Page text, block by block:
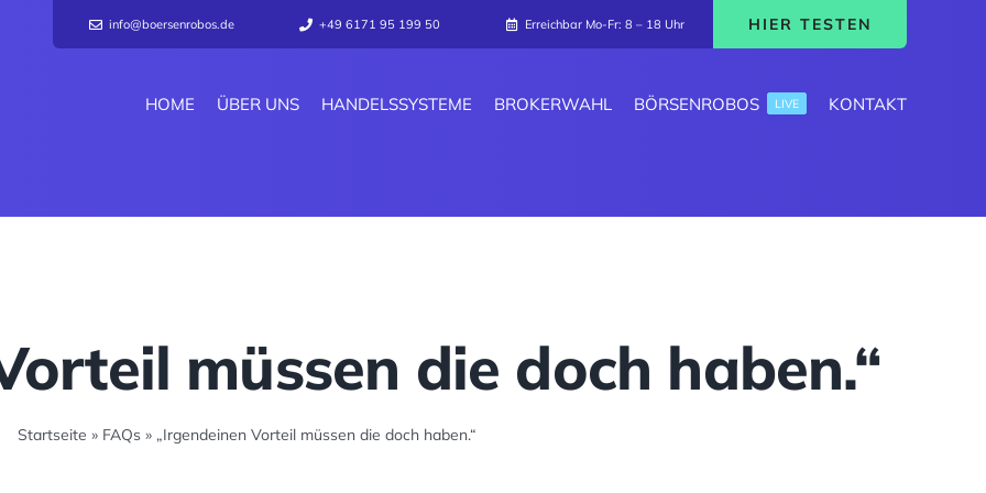
info@boersenrobos.de +49 6171 95 199 50 Erreichbar Mo-Fr: 8 – 18 Uhr HIER TESTEN
HOME ÜBER UNS HANDELSSYSTEME BROKERWAHL BÖRSENROBOS LIVE KONTAKT
müssen die doch haben.“
Startseite » FAQs» „Irgendeinen Vorteil müssen die doch haben.“